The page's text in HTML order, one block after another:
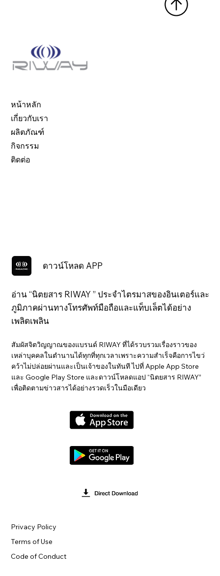
หน้าหลัก
เกี่ยวกับเรา
ผลิตภัณฑ์
กิจกรรม
ติดต่อ
ดาวน์โหลด APP
อ่าน “นิตยสาร RIWAY ” ประจำไตรมาสของอินเตอร์และ
ภูมิภาคผ่านทางโทรศัพท์มือถือและแท็บเล็ตได้อย่าง
เพลิดเพลิน
สัมผัสจิตวิญญาณของแบรนด์ RIWAY ที่ได้รวบรวมเรื่องราวของ
เหล่าบุคคลในตำนานได้ทุกที่ทุกเวลาเพราะความสำเร็จคือการไขว่
คว้าไม่ปล่อยผ่านและเป็นเจ้าของในทันที ไปที่ Apple App Store
และ Google Play Store และดาวน์โหลดแอป “นิตยสาร RIWAY”
เพื่อติดตามข่าวสารได้อย่างรวดเร็วในมือเดียว
Terms of Use
Privacy Policy
Code of Conduct